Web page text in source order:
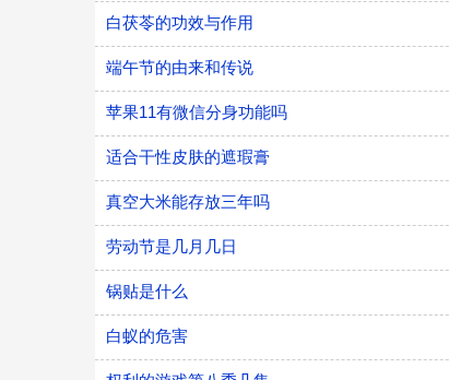
白茯苓的功效与作用
端午节的由来和传说
苹果11有微信分身功能吗
适合干性皮肤的遮瑕膏
真空大米能存放三年吗
劳动节是几月几日
锅贴是什么
白蚁的危害